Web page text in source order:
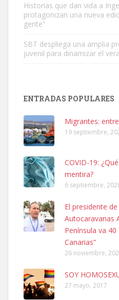
Leales.org » Gran Canaria
SHIBA PERDIDO AVDA JOSE
PERRO MACHO RAZA SHIBA CON
06/07/2025 ZONA MESA Y
Leales.org » Gran Canaria
Historias que dan vida a
protagonizan una nueva
gente”
SBT despliega una amplia
juvenil para dinamizar el
ENTRADAS POPULARES
Migrantes:
19 septiembre,
COVID-19:
mentira?
6 septiembre,
El presidente
Autocaravanas
Península va
Canarias”
26 noviembre,
SOY
27 mayo, 2017